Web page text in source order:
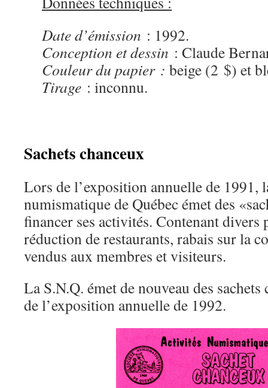
Date d’émission : 1992.
Conception et dessin : Claude
Couleur du papier : beige (2 $) et
Tirage : inconnu.
Sachets chanceux
Lors de l’exposition annuelle de 1991,
numismatique de Québec émet des
financer ses activités. Contenant divers
réduction de restaurants, rabais sur la
vendus aux membres et visiteurs.
La S.N.Q. émet de nouveau des sachets
de l’exposition annuelle de 1992.